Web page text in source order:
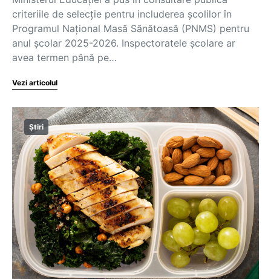
criteriile de selecție pentru includerea școlilor în
Programul Național Masă Sănătoasă (PNMS) pentru
anul școlar 2025-2026. Inspectoratele școlare ar
avea termen până pe…
Vezi articolul
Știri